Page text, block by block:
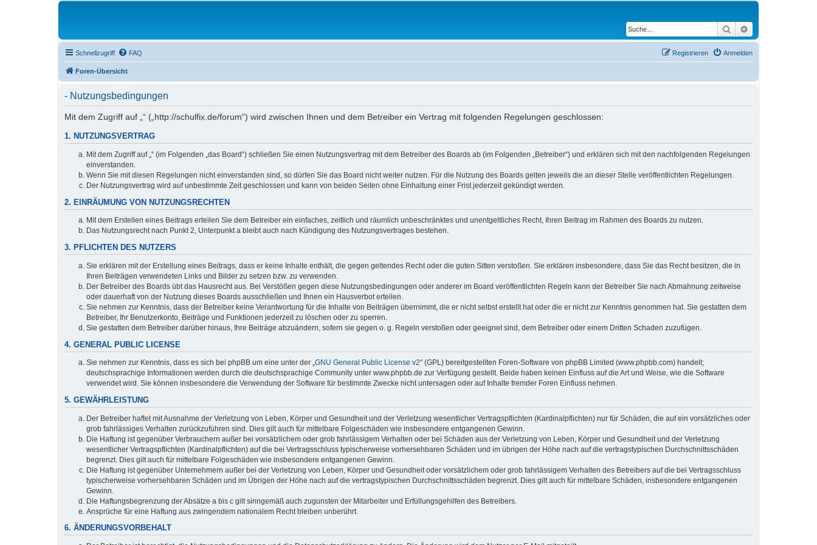
Suche
Schnellzugriff FAQ Anmelden
Registrieren
Foren-Übersicht
- Nutzungsbedingungen
Mit dem Zugriff auf „“ („http://schulfix.de/forum“) wird zwischen Ihnen und dem Betreiber ein Vertrag mit folgenden Regelungen geschlossen:
1. NUTZUNGSVERTRAG
Mit dem Zugriff auf „“ (im Folgenden „das Board“) schließen Sie einen Nutzungsvertrag mit dem Betreiber des Boards ab (im Folgenden „Betreiber“) und erklären sich mit den nachfolgenden Regelungen
einverstanden.
Wenn Sie mit diesen Regelungen nicht einverstanden sind, so dürfen Sie das Board nicht weiter nutzen. Für die Nutzung des Boards gelten jeweils die an dieser Stelle veröffentlichten Regelungen.
Der Nutzungsvertrag wird auf unbestimmte Zeit geschlossen und kann von beiden Seiten ohne Einhaltung einer Frist jederzeit gekündigt werden.
2. EINRÄUMUNG VON NUTZUNGSRECHTEN
Mit dem Erstellen eines Beitrags erteilen Sie dem Betreiber ein einfaches, zeitlich und räumlich unbeschränktes und unentgeltliches Recht, Ihren Beitrag im Rahmen des Boards zu nutzen.
Das Nutzungsrecht nach Punkt 2, Unterpunkt a bleibt auch nach Kündigung des Nutzungsvertrages bestehen.
3. PFLICHTEN DES NUTZERS
Sie erklären mit der Erstellung eines Beitrags, dass er keine Inhalte enthält, die gegen geltendes Recht oder die guten Sitten verstoßen. Sie erklären insbesondere, dass Sie das Recht besitzen, die in
Ihren Beiträgen verwendeten Links und Bilder zu setzen bzw. zu verwenden.
Der Betreiber des Boards übt das Hausrecht aus. Bei Verstößen gegen diese Nutzungsbedingungen oder anderer im Board veröffentlichten Regeln kann der Betreiber Sie nach Abmahnung zeitweise
oder dauerhaft von der Nutzung dieses Boards ausschließen und Ihnen ein Hausverbot erteilen.
Sie nehmen zur Kenntnis, dass der Betreiber keine Verantwortung für die Inhalte von Beiträgen übernimmt, die er nicht selbst erstellt hat oder die er nicht zur Kenntnis genommen hat. Sie gestatten dem
Betreiber, Ihr Benutzerkonto, Beiträge und Funktionen jederzeit zu löschen oder zu sperren.
Sie gestatten dem Betreiber darüber hinaus, Ihre Beiträge abzuändern, sofern sie gegen o. g. Regeln verstoßen oder geeignet sind, dem Betreiber oder einem Dritten Schaden zuzufügen.
4. GENERAL PUBLIC LICENSE
Sie nehmen zur Kenntnis, dass es sich bei phpBB um eine unter der „GNU General Public License v2“ (GPL) bereitgestellten Foren-Software von phpBB Limited (www.phpbb.com) handelt;
deutschsprachige Informationen werden durch die deutschsprachige Community unter www.phpbb.de zur Verfügung gestellt. Beide haben keinen Einfluss auf die Art und Weise, wie die Software
verwendet wird. Sie können insbesondere die Verwendung der Software für bestimmte Zwecke nicht untersagen oder auf Inhalte fremder Foren Einfluss nehmen.
5. GEWÄHRLEISTUNG
Der Betreiber haftet mit Ausnahme der Verletzung von Leben, Körper und Gesundheit und der Verletzung wesentlicher Vertragspflichten (Kardinalpflichten) nur für Schäden, die auf ein vorsätzliches oder
grob fahrlässiges Verhalten zurückzuführen sind. Dies gilt auch für mittelbare Folgeschäden wie insbesondere entgangenen Gewinn.
Die Haftung ist gegenüber Verbrauchern außer bei vorsätzlichem oder grob fahrlässigem Verhalten oder bei Schäden aus der Verletzung von Leben, Körper und Gesundheit und der Verletzung
wesentlicher Vertragspflichten (Kardinalpflichten) auf die bei Vertragsschluss typischerweise vorhersehbaren Schäden und im übrigen der Höhe nach auf die vertragstypischen Durchschnittsschäden
begrenzt. Dies gilt auch für mittelbare Folgeschäden wie insbesondere entgangenen Gewinn.
Die Haftung ist gegenüber Unternehmern außer bei der Verletzung von Leben, Körper und Gesundheit oder vorsätzlichem oder grob fahrlässigem Verhalten des Betreibers auf die bei Vertragsschluss
typischerweise vorhersehbaren Schäden und im Übrigen der Höhe nach auf die vertragstypischen Durchschnittsschäden begrenzt. Dies gilt auch für mittelbare Schäden, insbesondere entgangenen
Gewinn.
Die Haftungsbegrenzung der Absätze a bis c gilt sinngemäß auch zugunsten der Mitarbeiter und Erfüllungsgehilfen des Betreibers.
Ansprüche für eine Haftung aus zwingendem nationalem Recht bleiben unberührt.
6. ÄNDERUNGSVORBEHALT